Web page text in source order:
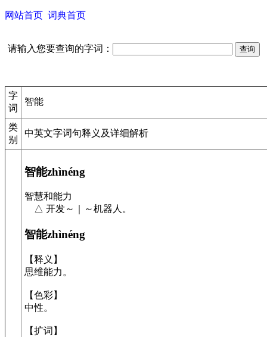
网站首页 词典首页
请输入您要查询的字词：
字
词
智能
类
别
中英文字词句释义及详细解析
智能zhìnéng
智慧和能力
△ 开发～｜～机器人。
智能zhìnéng
【释义】
思维能力。
【色彩】
中性。
【扩词】